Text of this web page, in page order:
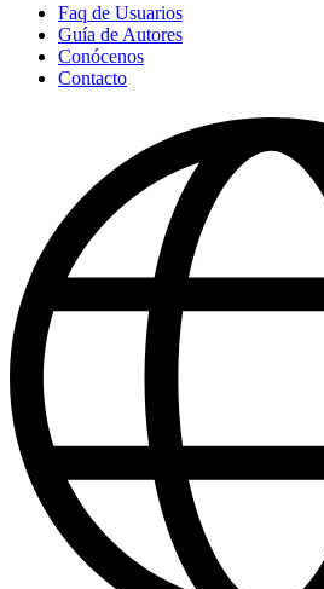
Faq de Usuarios
Guía de Autores
Conócenos
Contacto